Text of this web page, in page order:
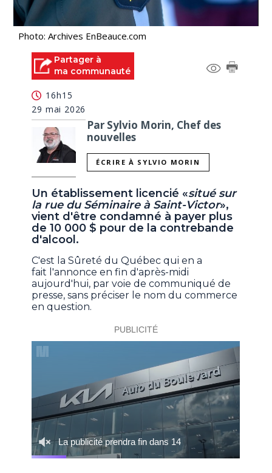
Photo: Archives EnBeauce.com
Partager à
ma communauté
16h15
29 mai 2026
Par Sylvio Morin, Chef des
nouvelles
ÉCRIRE À SYLVIO MORIN
Un établissement licencié «situé sur
la rue du Séminaire à Saint-Victor»,
vient d'être condamné à payer plus
de 10 000 $ pour de la contrebande
d'alcool.
C'est la Sûreté du Québec qui en a
fait l'annonce en fin d'après-midi
aujourd'hui, par voie de communiqué de
presse, sans préciser le nom du commerce
en question.